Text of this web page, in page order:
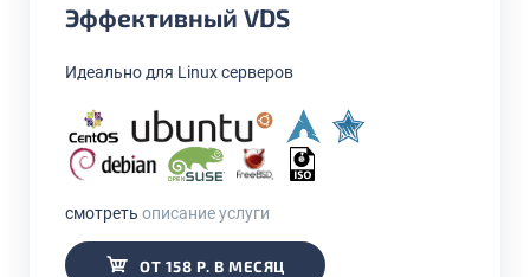
Эффективный VDS
Идеально для Linux серверов
смотреть описание услуги
ОТ 158 Р. В МЕСЯЦ